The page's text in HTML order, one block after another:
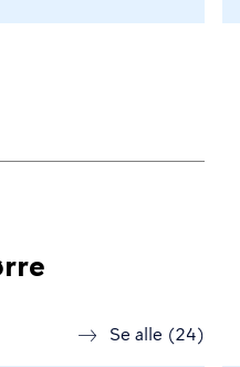
Se alle (24)